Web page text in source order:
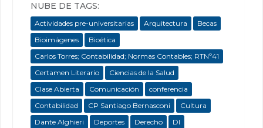
NUBE DE TAGS:
Actividades pre-universitarias Arquitectura
Becas
Bioimágenes
Bioética
Carlos Torres; Contabilidad; Normas Contables; RTNº41
Certamen Literario
Ciencias de la Salud
Clase Abierta
Comunicación
conferencia
Contabilidad
CP Santiago Bernasconi
Cultura
Dante Alghieri
Deportes Derecho
DI